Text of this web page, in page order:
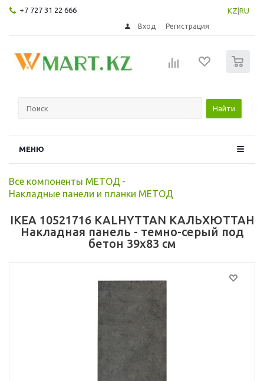
+7 727 31 22 666 KZ RU
Вход Регистрация
Найти
МЕНЮ
Все компоненты МЕТОД -
Накладные панели и планки МЕТОД
IKEA 10521716 KALHYTTAN КАЛЬХЮТТАН
Накладная панель - темно-серый под
бетон 39x83 см